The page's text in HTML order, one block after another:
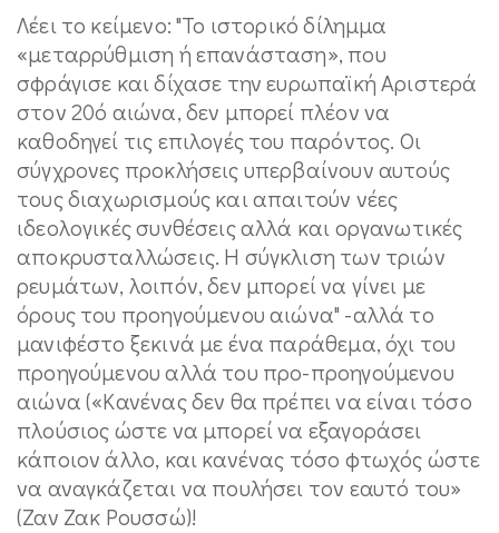
Λέει το κείμενο: "Το ιστορικό δίλημμα
«μεταρρύθμιση ή επανάσταση», που
σφράγισε και δίχασε την ευρωπαϊκή Αριστερά
στον 20ό αιώνα, δεν μπορεί πλέον να
καθοδηγεί τις επιλογές του παρόντος. Οι
σύγχρονες προκλήσεις υπερβαίνουν αυτούς
τους διαχωρισμούς και απαιτούν νέες
ιδεολογικές συνθέσεις αλλά και οργανωτικές
αποκρυσταλλώσεις. Η σύγκλιση των τριών
ρευμάτων, λοιπόν, δεν μπορεί να γίνει με
όρους του προηγούμενου αιώνα" -αλλά το
μανιφέστο ξεκινά με ένα παράθεμα, όχι του
προηγούμενου αλλά του προ-προηγούμενου
αιώνα («Κανένας δεν θα πρέπει να είναι τόσο
πλούσιος ώστε να μπορεί να εξαγοράσει
κάποιον άλλο, και κανένας τόσο φτωχός ώστε
να αναγκάζεται να πουλήσει τον εαυτό του»
(Ζαν Ζακ Ρουσσώ)!